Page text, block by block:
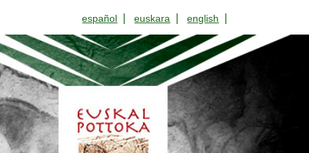
español |euskara |english